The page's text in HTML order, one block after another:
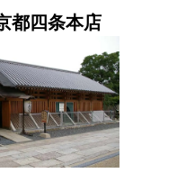
都四条本店